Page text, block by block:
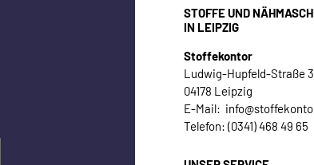
STOFFE UND
IN LEIPZIG
Stoffekontor
Ludwig-Hupfeld-Straße
04178 Leipzig
E-Mail:
Telefon: (0341) 468 49 65